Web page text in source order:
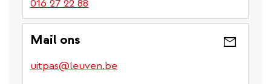
016 27 22 88
Mail ons
uitpas@leuven.be